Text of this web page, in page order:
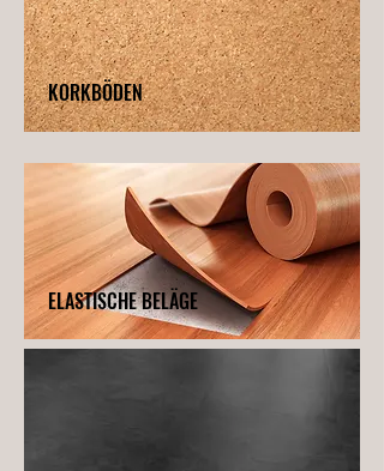
KORKBÖDEN
ELASTISCHE BELÄGE